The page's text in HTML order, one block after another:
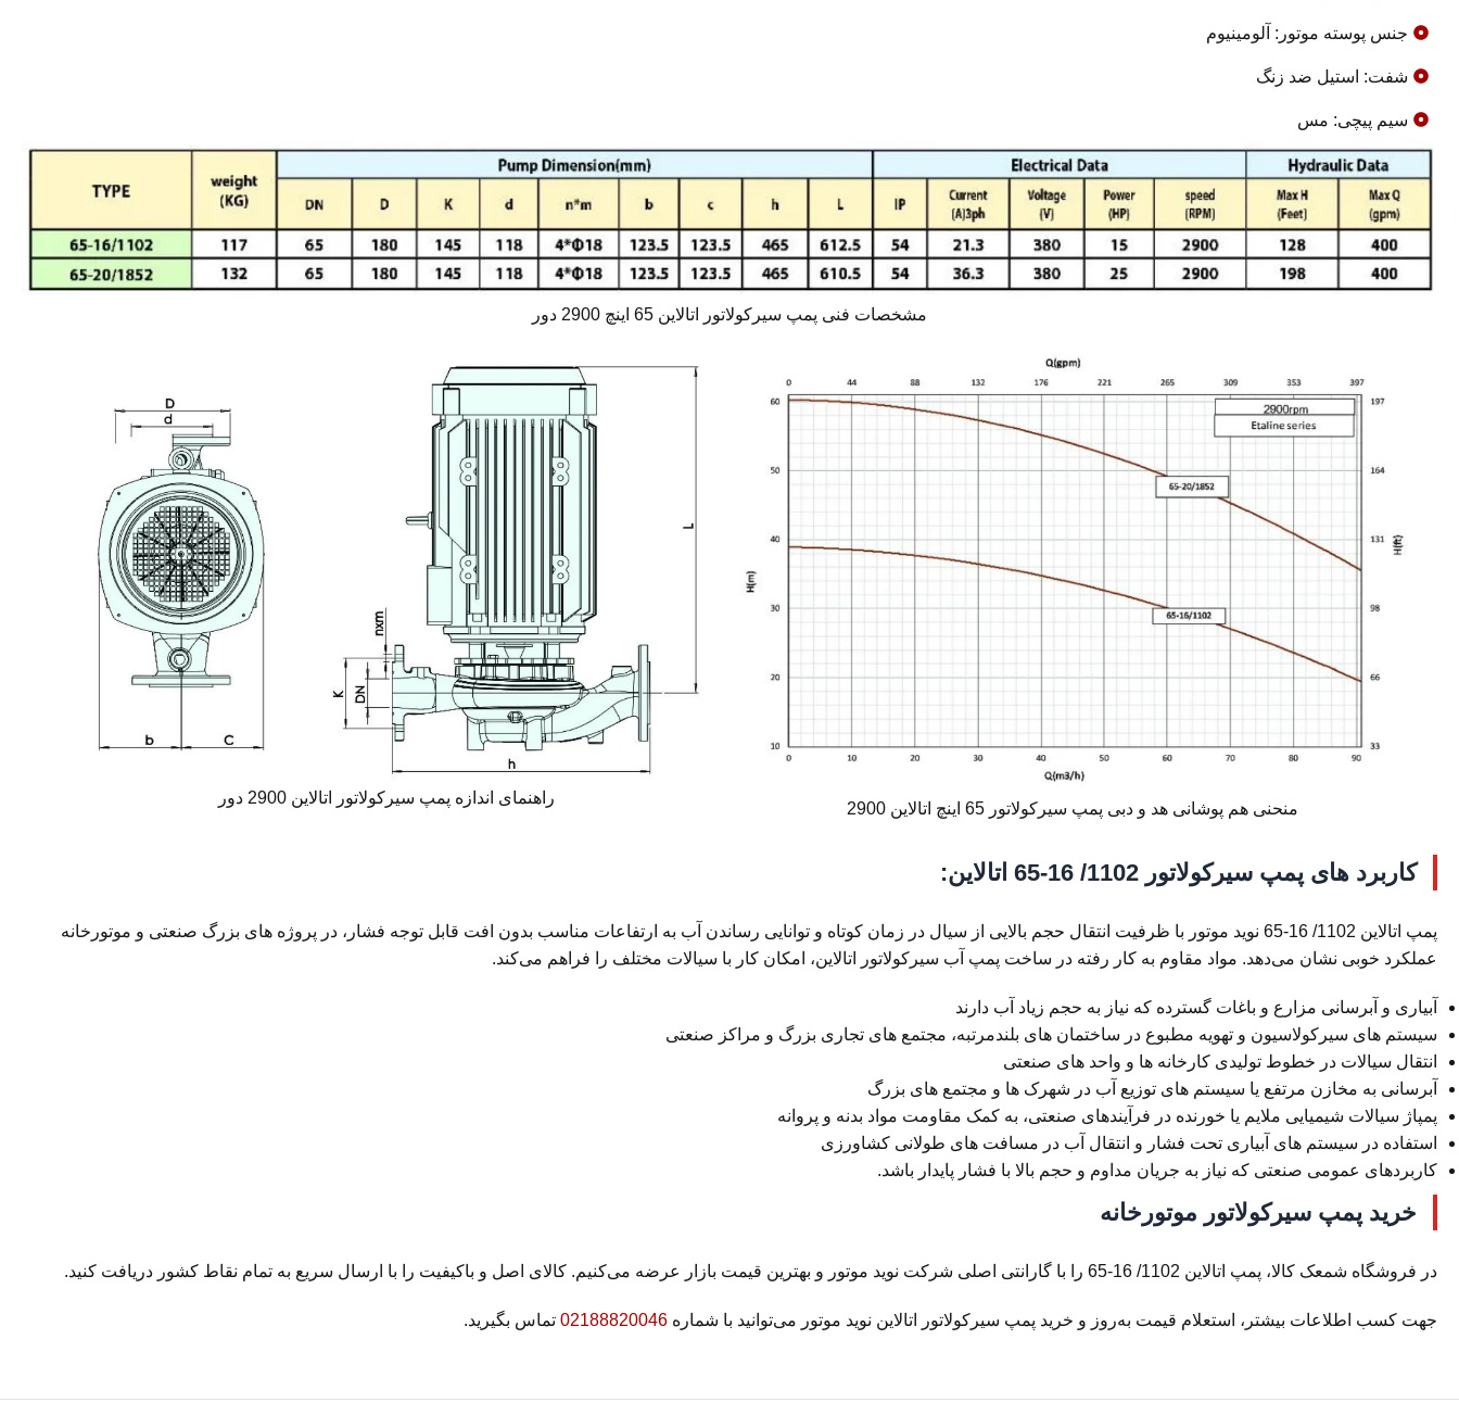
جنس پوسته موتور: آلومینیوم
شفت: استیل ضد زنگ
سیم پیچی: مس
مشخصات فنی پمپ سیرکولاتور اتالاین 65 اینچ 2900 دور
منحنی هم پوشانی هد و دبی پمپ سیرکولاتور 65 اینچ اتالاین 2900
راهنمای اندازه پمپ سیرکولاتور اتالاین 2900 دور
کاربرد های پمپ سیرکولاتور 1102/ 16-65 اتالاین:
پمپ اتالاین 1102/ 16-65 نوید موتور با ظرفیت انتقال حجم بالایی از سیال در زمان کوتاه و توانایی رساندن آب به ارتفاعات مناسب بدون افت قابل توجه فشار، در پروژه های بزرگ صنعتی و موتورخانه
عملکرد خوبی نشان می‌دهد. مواد مقاوم به کار رفته در ساخت پمپ آب سیرکولاتور اتالاین، امکان کار با سیالات مختلف را فراهم می‌کند.
آبیاری و آبرسانی مزارع و باغات گسترده که نیاز به حجم زیاد آب دارند
سیستم های سیرکولاسیون و تهویه مطبوع در ساختمان های بلندمرتبه، مجتمع های تجاری بزرگ و مراکز صنعتی
انتقال سیالات در خطوط تولیدی کارخانه ها و واحد های صنعتی
آبرسانی به مخازن مرتفع یا سیستم های توزیع آب در شهرک ها و مجتمع های بزرگ
پمپاژ سیالات شیمیایی ملایم یا خورنده در فرآیندهای صنعتی، به کمک مقاومت مواد بدنه و پروانه
استفاده در سیستم های آبیاری تحت فشار و انتقال آب در مسافت های طولانی کشاورزی
کاربردهای عمومی صنعتی که نیاز به جریان مداوم و حجم بالا با فشار پایدار باشد.
خرید پمپ سیرکولاتور موتورخانه
در فروشگاه شمعک کالا، پمپ اتالاین 1102/ 16-65 را با گارانتی اصلی شرکت نوید موتور و بهترین قیمت بازار عرضه می‌کنیم. کالای اصل و باکیفیت را با ارسال سریع به تمام نقاط کشور دریافت کنید.
جهت کسب اطلاعات بیشتر، استعلام قیمت به‌روز و خرید پمپ سیرکولاتور اتالاین نوید موتور می‌توانید با شماره 02188820046 تماس بگیرید.